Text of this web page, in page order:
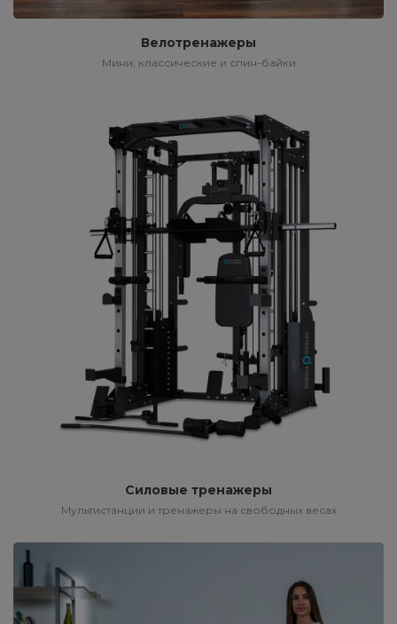
Велотренажеры
Мини, классические и спин-байки
Силовые тренажеры
Мультистанции и тренажеры на свободных весах